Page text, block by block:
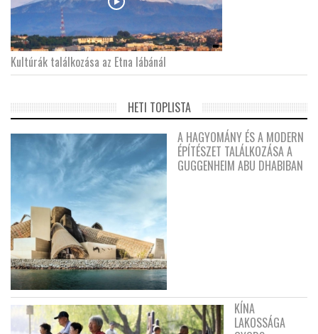
Kultúrák találkozása az Etna lábánál
HETI TOPLISTA
A HAGYOMÁNY ÉS A MODERN
ÉPÍTÉSZET TALÁLKOZÁSA A
GUGGENHEIM ABU DHABIBAN
KÍNA
LAKOSSÁGA